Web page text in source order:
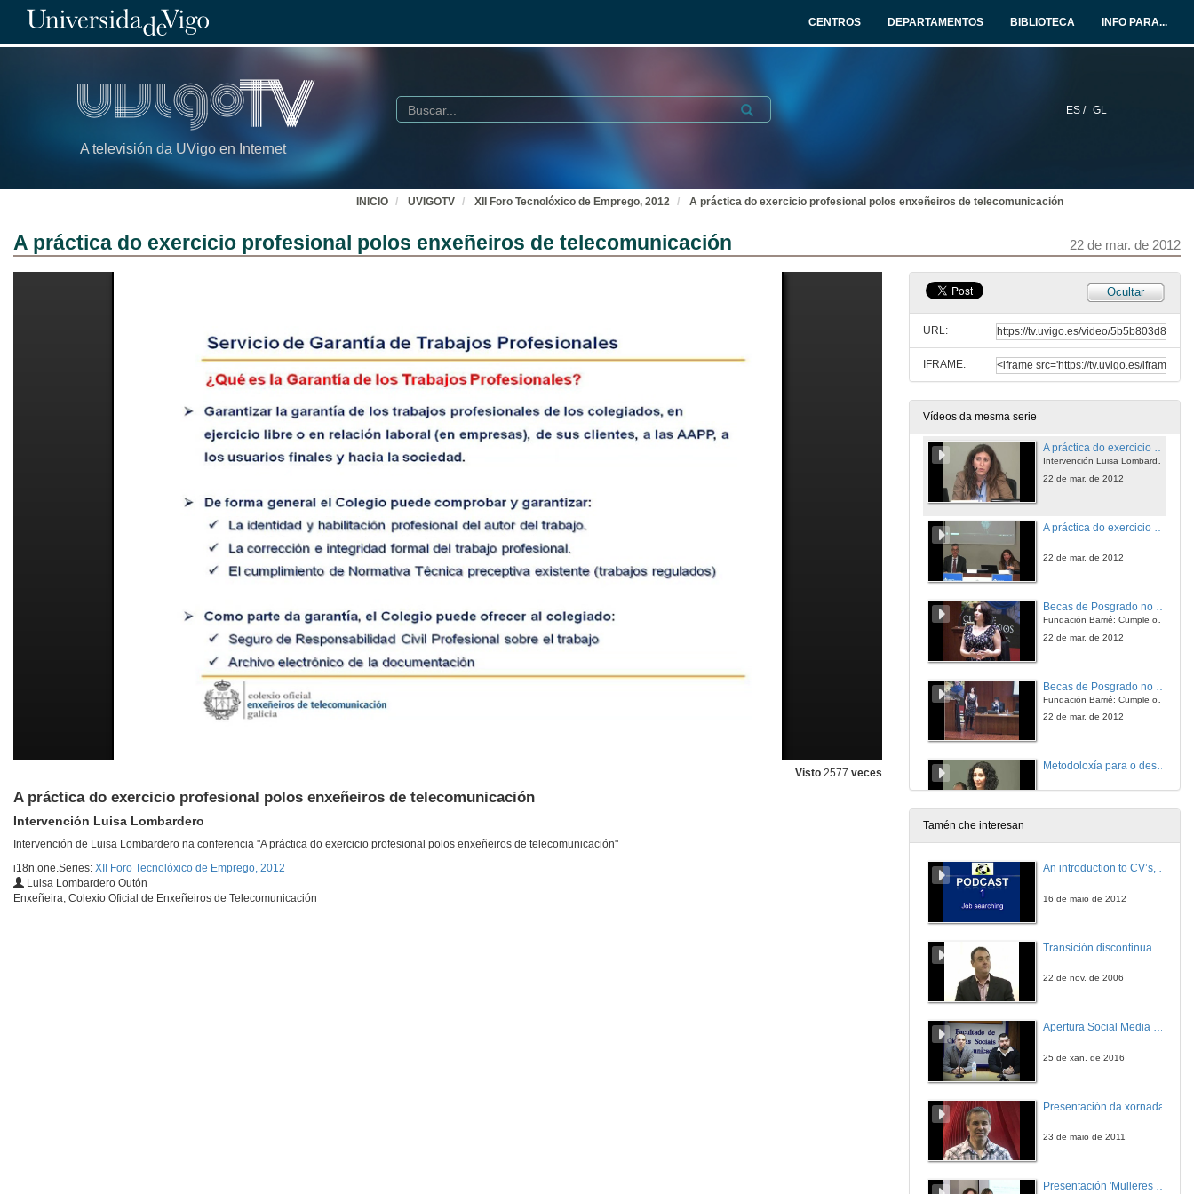
CENTROS DEPARTAMENTOS BIBLIOTECA INFO PARA...
A televisión da UVigo en Internet
ES / GL
Buscar Submit
INICIO UVIGOTV XII Foro Tecnolóxico de Emprego, 2012 A práctica do exercicio profesional polos enxeñeiros de telecomunicación
A práctica do exercicio profesional polos enxeñeiros de telecomunicación 22 de mar. de 2012
Visto 2577 veces
A práctica do exercicio profesional polos enxeñeiros de telecomunicación
Intervención Luisa Lombardero
Intervención de Luisa Lombardero na conferencia "A práctica do exercicio profesional polos enxeñeiros de telecomunicación"
i18n.one.Series: XII Foro Tecnolóxico de Emprego, 2012
Luisa Lombardero Outón
Enxeñeira, Colexio Oficial de Enxeñeiros de Telecomunicación
Ocultar
URL:
IFRAME:
Vídeos da mesma serie
Presente e Futuro dos Vehículos
22 de mar. de 2012
Presente e Futuro dos Vehículos. Quenda de Preguntas
A práctica do exercicio profesional polos enxeñeiros de telecomunicación
Intervención Ricardo Fernández
22 de mar. de 2012
A práctica do exercicio profesional polos enxeñeiros de telecomunicación
Intervención Luisa Lombardero
22 de mar. de 2012
22 de mar. de 2012
Becas de Posgrado no Extranxeiro
Fundación Barrié: Cumple os teus Soños
22 de mar. de 2012
Fundación Barrié: Cumple os teus Soños
22 de mar. de 2012
Metodoloxía para o despliegue físico dunha red de área local
Metodoloxía para o despliegue físico dunha red de área local
22 de mar. de 2012
Tamén che interesan
An introduction to CV’s, letters, and job searching
16 de maio de 2012
22 de nov. de 2006
Apertura Social Media Day 2016
25 de xan. de 2016
Presentación da xornada
23 de maio de 2011
Presentación 'Mulleres no software libre'